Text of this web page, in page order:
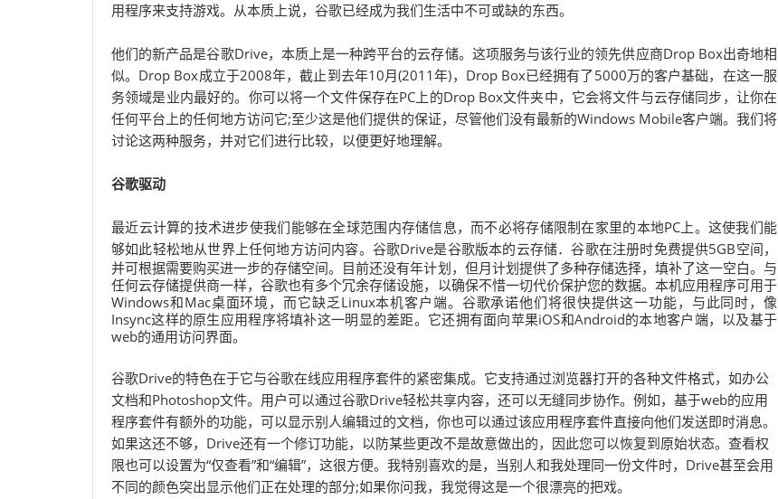
用程序来支持游戏。从本质上说，谷歌已经成为我们生活中不可或缺的东西。
他们的新产品是谷歌Drive，本质上是一种跨平台的云存储。这项服务与该行业的领先供应商Drop Box出奇地相
似。Drop Box成立于2008年，截止到去年10月(2011年)，Drop Box已经拥有了5000万的客户基础，在这一服
务领域是业内最好的。你可以将一个文件保存在PC上的Drop Box文件夹中，它会将文件与云存储同步，让你在
任何平台上的任何地方访问它;至少这是他们提供的保证，尽管他们没有最新的Windows Mobile客户端。我们将
讨论这两种服务，并对它们进行比较，以便更好地理解。
谷歌驱动
最近云计算的技术进步使我们能够在全球范围内存储信息，而不必将存储限制在家里的本地PC上。这使我们能
够如此轻松地从世界上任何地方访问内容。谷歌Drive是谷歌版本的云存储．谷歌在注册时免费提供5GB空间，
并可根据需要购买进一步的存储空间。目前还没有年计划，但月计划提供了多种存储选择，填补了这一空白。与
任何云存储提供商一样，谷歌也有多个冗余存储设施，以确保不惜一切代价保护您的数据。本机应用程序可用于
Windows和Mac桌面环境，而它缺乏Linux本机客户端。谷歌承诺他们将很快提供这一功能，与此同时，像
Insync这样的原生应用程序将填补这一明显的差距。它还拥有面向苹果iOS和Android的本地客户端，以及基于
web的通用访问界面。
谷歌Drive的特色在于它与谷歌在线应用程序套件的紧密集成。它支持通过浏览器打开的各种文件格式，如办公
文档和Photoshop文件。用户可以通过谷歌Drive轻松共享内容，还可以无缝同步协作。例如，基于web的应用
程序套件有额外的功能，可以显示别人编辑过的文档，你也可以通过该应用程序套件直接向他们发送即时消息。
如果这还不够，Drive还有一个修订功能，以防某些更改不是故意做出的，因此您可以恢复到原始状态。查看权
限也可以设置为“仅查看”和“编辑”，这很方便。我特别喜欢的是，当别人和我处理同一份文件时，Drive甚至会用
不同的颜色突出显示他们正在处理的部分;如果你问我，我觉得这是一个很漂亮的把戏。